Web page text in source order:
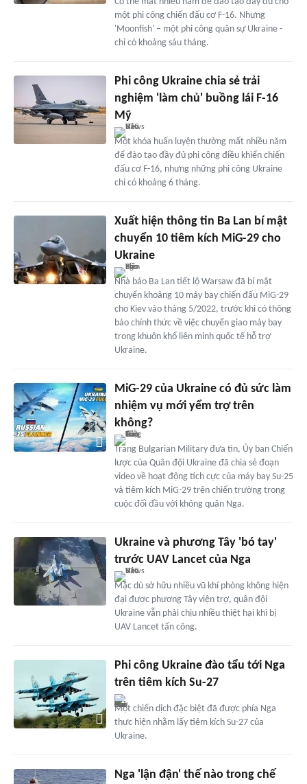
một phi công chiến đấu cơ F-16. Nhưng
'Moonfish' – một phi công quân sự Ukraine -
chỉ có khoảng sáu tháng.
Phi công Ukraine chia sẻ trải
nghiệm 'làm chủ' buồng lái F-16
Mỹ
Một khóa huấn luyện thường mất nhiều năm
để đào tạo đầy đủ phi công điều khiển chiến
đấu cơ F-16, nhưng những phi công Ukraine
chỉ có khoảng 6 tháng.
Xuất hiện thông tin Ba Lan bí mật
chuyển 10 tiêm kích MiG-29 cho
Ukraine
Nhà báo Ba Lan tiết lộ Warsaw đã bí mật
chuyển khoảng 10 máy bay chiến đấu MiG-29
cho Kiev vào tháng 5/2022, trước khi có thông
báo chính thức về việc chuyển giao máy bay
trong khuôn khổ liên minh quốc tế hỗ trợ
Ukraine.
MiG-29 của Ukraine có đủ sức làm
nhiệm vụ mới yểm trợ trên
không?
Trang Bulgarian Military đưa tin, Ủy ban Chiến
lược của Quân đội Ukraine đã chia sẻ đoạn
video về hoạt động tích cực của máy bay Su-25
và tiêm kích MiG-29 trên chiến trường trong
cuộc đối đầu với không quân Nga.
Ukraine và phương Tây 'bó tay'
trước UAV Lancet của Nga
Mặc dù sở hữu nhiều vũ khí phòng không hiện
đại được phương Tây viện trợ, quân đội
Ukraine vẫn phải chịu nhiều thiệt hại khi bị
UAV Lancet tấn công.
Phi công Ukraine đào tẩu tới Nga
trên tiêm kích Su-27
Một chiến dịch đặc biệt đã được phía Nga
thực hiện nhằm lấy tiêm kích Su-27 của
Ukraine.
Nga 'lận đận' thế nào trong chế